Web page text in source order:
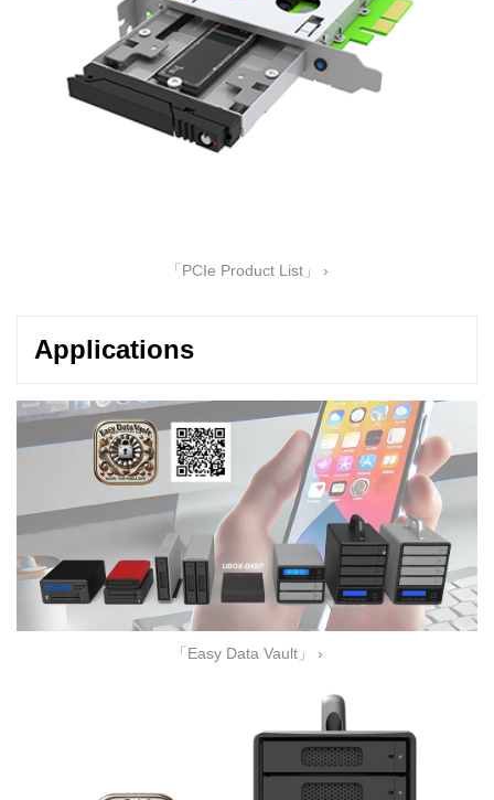
「PCIe Product List」 ›
Applications
「Easy Data Vault」 ›